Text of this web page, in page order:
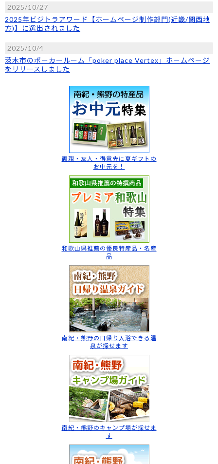
2025/10/27
2025年ビジトラアワード【ホームページ制作部門(近畿/関西地
方)】に選出されました
2025/10/4
茨木市のポーカールーム「poker place Vertex」ホームページ
をリリースしました
両親・友人・得意先に 夏ギフトの
お中元を！
和歌山県推薦の優良特産品・名産
品
南紀・熊野の日帰り入浴できる温
泉が探せます
南紀・熊野のキャンプ場が探せま
す